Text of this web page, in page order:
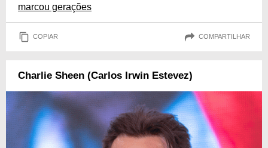
marcou gerações
COPIAR COMPARTILHAR
Charlie Sheen (Carlos Irwin Estevez)